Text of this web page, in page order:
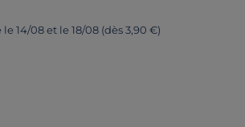
14/08 et le 18/08 (dès 3,90 €)